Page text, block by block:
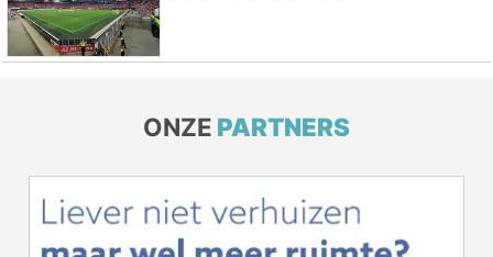
ONZE PARTNERS